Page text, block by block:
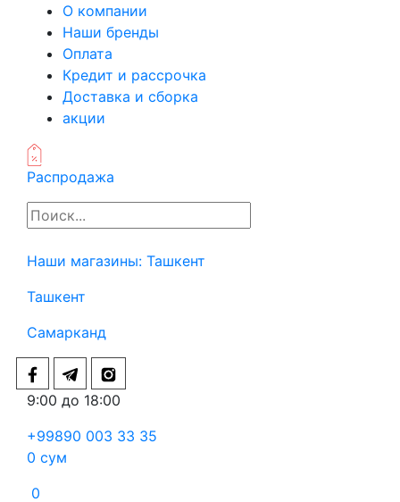
О компании
Наши бренды
Оплата
Кредит и рассрочка
Доставка и сборка
акции
Распродажа
Наши магазины: Ташкент
Ташкент
Самарканд
9:00 до 18:00
+99890 003 33 35
0 сум
0